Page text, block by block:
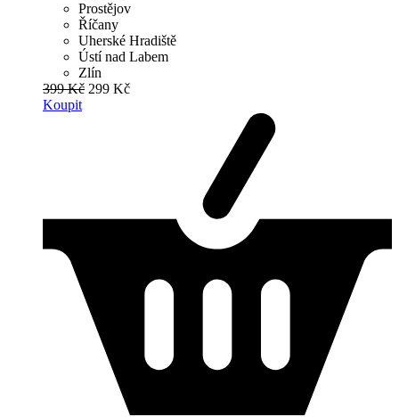
Prostějov
Říčany
Uherské Hradiště
Ústí nad Labem
Zlín
399 Kč 299 Kč
Koupit